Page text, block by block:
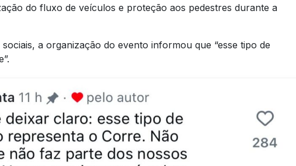
do fluxo de veículos e proteção aos pedestres durante a
a organização do evento informou que “esse tipo de